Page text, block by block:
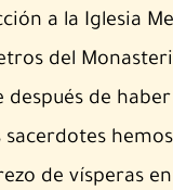
a la Iglesia
del
de
sacerdotes hemos
de vísperas